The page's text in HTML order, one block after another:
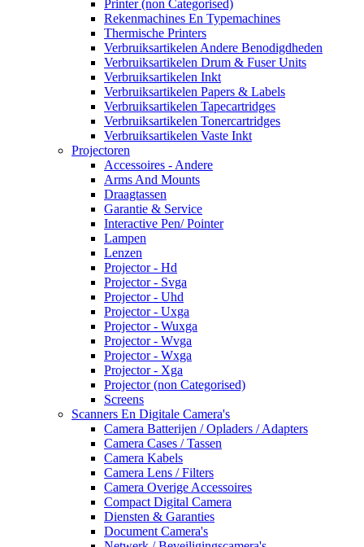
Printer (non Categorised)
Rekenmachines En Typemachines
Thermische Printers
Verbruiksartikelen Andere Benodigdheden
Verbruiksartikelen Drum & Fuser Units
Verbruiksartikelen Inkt
Verbruiksartikelen Papers & Labels
Verbruiksartikelen Tapecartridges
Verbruiksartikelen Tonercartridges
Verbruiksartikelen Vaste Inkt
Projectoren
Accessoires - Andere
Arms And Mounts
Draagtassen
Garantie & Service
Interactive Pen/ Pointer
Lampen
Lenzen
Projector - Hd
Projector - Svga
Projector - Uhd
Projector - Uxga
Projector - Wuxga
Projector - Wvga
Projector - Wxga
Projector - Xga
Projector (non Categorised)
Screens
Scanners En Digitale Camera's
Camera Batterijen / Opladers / Adapters
Camera Cases / Tassen
Camera Kabels
Camera Lens / Filters
Camera Overige Accessoires
Compact Digital Camera
Diensten & Garanties
Document Camera's